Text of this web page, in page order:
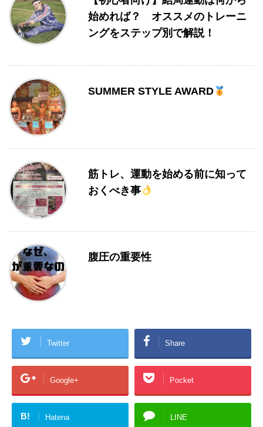
始めれば？ オススメのトレーニ
ングをステップ別で解説！
SUMMER STYLE AWARD
筋トレ、運動を始める前に知って
おくべき事
腹圧の重要性
Twitter Share
Google+ Pocket
B! Hatena LINE